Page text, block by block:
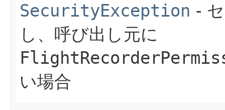
SecurityException -
し、呼び出し元に
い場合